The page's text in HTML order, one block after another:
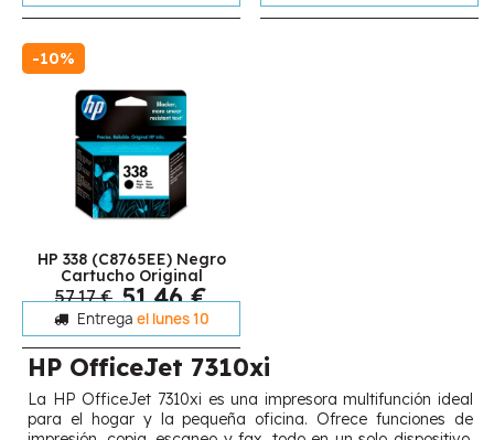
-10%
HP 338 (C8765EE) Negro
Cartucho Original
57,17 € 51,46 €
Entrega el lunes 10
HP OfficeJet 7310xi
La HP OfficeJet 7310xi es una impresora multifunción ideal
para el hogar y la pequeña oficina. Ofrece funciones de